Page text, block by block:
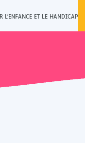
L'ENFANCE ET LE HANDICAP